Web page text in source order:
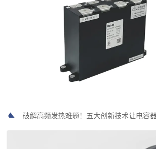
破解高频发热难题！五大创新技术让电容